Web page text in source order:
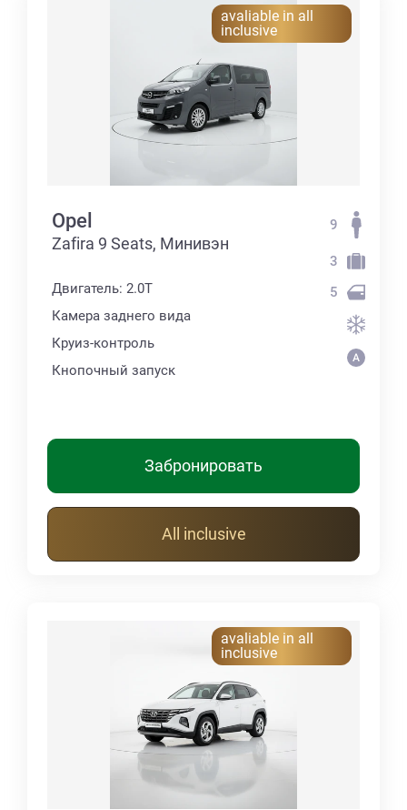
avaliable in all
inclusive
Opel
Zafira 9 Seats, Минивэн
Двигатель: 2.0T
Камера заднего вида
Круиз-контроль
Кнопочный запуск
9
3
5
Забронировать
All inclusive
avaliable in all
inclusive